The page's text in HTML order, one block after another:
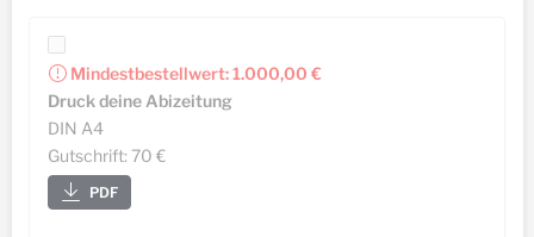
Mindestbestellwert:1.000,00 €
Druck deine Abizeitung
DIN A4
Gutschrift: 70 €
PDF